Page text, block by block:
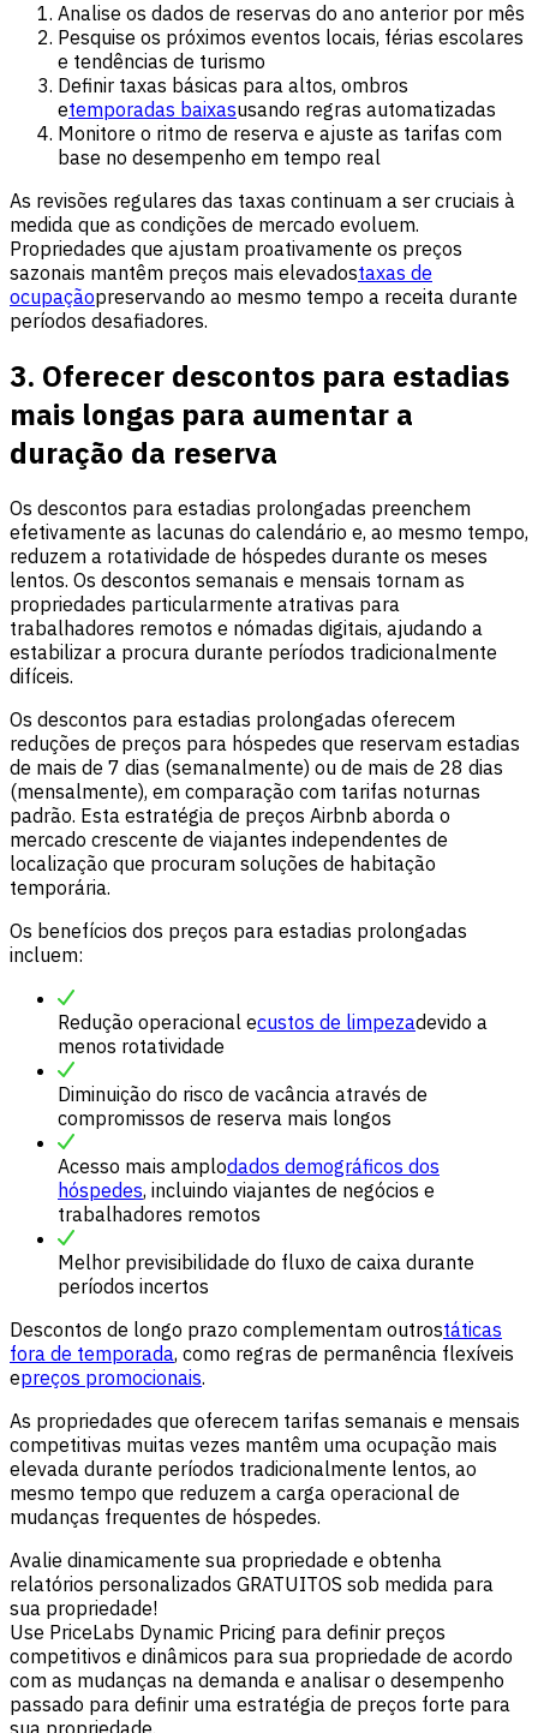
Analise os dados de reservas do ano anterior por mês
Pesquise os próximos eventos locais, férias escolares
e tendências de turismo
Definir taxas básicas para altos, ombros
etemporadas baixasusando regras automatizadas
Monitore o ritmo de reserva e ajuste as tarifas com
base no desempenho em tempo real
As revisões regulares das taxas continuam a ser cruciais à
medida que as condições de mercado evoluem.
Propriedades que ajustam proativamente os preços
sazonais mantêm preços mais elevadostaxas de
ocupaçãopreservando ao mesmo tempo a receita durante
períodos desafiadores.
3. Oferecer descontos para estadias
mais longas para aumentar a
duração da reserva
Os descontos para estadias prolongadas preenchem
efetivamente as lacunas do calendário e, ao mesmo tempo,
reduzem a rotatividade de hóspedes durante os meses
lentos. Os descontos semanais e mensais tornam as
propriedades particularmente atrativas para
trabalhadores remotos e nómadas digitais, ajudando a
estabilizar a procura durante períodos tradicionalmente
difíceis.
Os descontos para estadias prolongadas oferecem
reduções de preços para hóspedes que reservam estadias
de mais de 7 dias (semanalmente) ou de mais de 28 dias
(mensalmente), em comparação com tarifas noturnas
padrão. Esta estratégia de preços Airbnb aborda o
mercado crescente de viajantes independentes de
localização que procuram soluções de habitação
temporária.
Os benefícios dos preços para estadias prolongadas
incluem:
Redução operacional ecustos de limpezadevido a
menos rotatividade
Diminuição do risco de vacância através de
compromissos de reserva mais longos
Acesso mais amplodados demográficos dos
hóspedes, incluindo viajantes de negócios e
trabalhadores remotos
Melhor previsibilidade do fluxo de caixa durante
períodos incertos
Descontos de longo prazo complementam outrostáticas
fora de temporada, como regras de permanência flexíveis
epreços promocionais.
As propriedades que oferecem tarifas semanais e mensais
competitivas muitas vezes mantêm uma ocupação mais
elevada durante períodos tradicionalmente lentos, ao
mesmo tempo que reduzem a carga operacional de
mudanças frequentes de hóspedes.
Avalie dinamicamente sua propriedade e obtenha
relatórios personalizados GRATUITOS sob medida para
sua propriedade!
Use PriceLabs Dynamic Pricing para definir preços
competitivos e dinâmicos para sua propriedade de acordo
com as mudanças na demanda e analisar o desempenho
passado para definir uma estratégia de preços forte para